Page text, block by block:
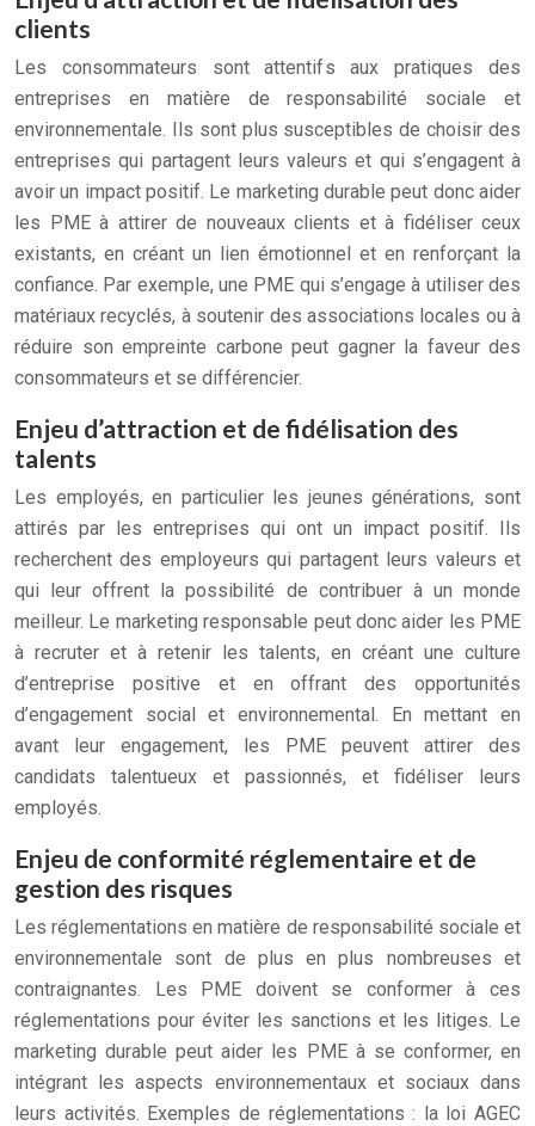
clients
Les consommateurs sont attentifs aux pratiques des
entreprises en matière de responsabilité sociale et
environnementale. Ils sont plus susceptibles de choisir des
entreprises qui partagent leurs valeurs et qui s’engagent à
avoir un impact positif. Le marketing durable peut donc aider
les PME à attirer de nouveaux clients et à fidéliser ceux
existants, en créant un lien émotionnel et en renforçant la
confiance. Par exemple, une PME qui s’engage à utiliser des
matériaux recyclés, à soutenir des associations locales ou à
réduire son empreinte carbone peut gagner la faveur des
consommateurs et se différencier.
Enjeu d’attraction et de fidélisation des
talents
Les employés, en particulier les jeunes générations, sont
attirés par les entreprises qui ont un impact positif. Ils
recherchent des employeurs qui partagent leurs valeurs et
qui leur offrent la possibilité de contribuer à un monde
meilleur. Le marketing responsable peut donc aider les PME
à recruter et à retenir les talents, en créant une culture
d’entreprise positive et en offrant des opportunités
d’engagement social et environnemental. En mettant en
avant leur engagement, les PME peuvent attirer des
candidats talentueux et passionnés, et fidéliser leurs
employés.
Enjeu de conformité réglementaire et de
gestion des risques
Les réglementations en matière de responsabilité sociale et
environnementale sont de plus en plus nombreuses et
contraignantes. Les PME doivent se conformer à ces
réglementations pour éviter les sanctions et les litiges. Le
marketing durable peut aider les PME à se conformer, en
intégrant les aspects environnementaux et sociaux dans
leurs activités. Exemples de réglementations : la loi AGEC